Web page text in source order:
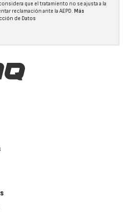
que el tratamiento no se ajusta a la
reclamación ante la AEPD. Más
de Datos